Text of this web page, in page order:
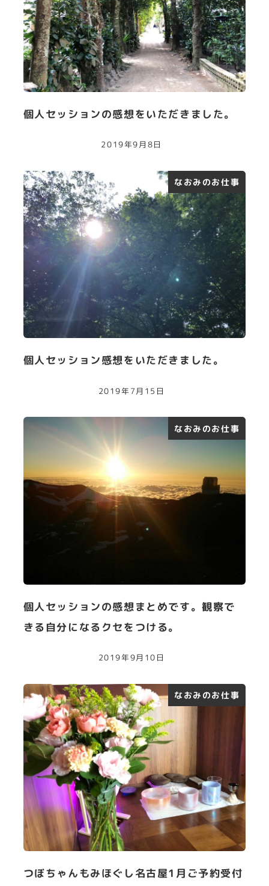
個人セッションの感想をいただきました。
2019年9月8日
なおみのお仕事
個人セッション感想をいただきました。
2019年7月15日
なおみのお仕事
個人セッションの感想まとめです。観察で
きる自分になるクセをつける。
2019年9月10日
なおみのお仕事
つぼちゃんもみほぐし名古屋1月ご予約受付